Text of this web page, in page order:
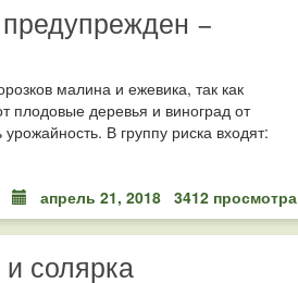
−
малина и ежевика, так как
плодовые деревья и виноград от
В группу риска входят:
апрель 21, 2018 3412 просмотра
солярка